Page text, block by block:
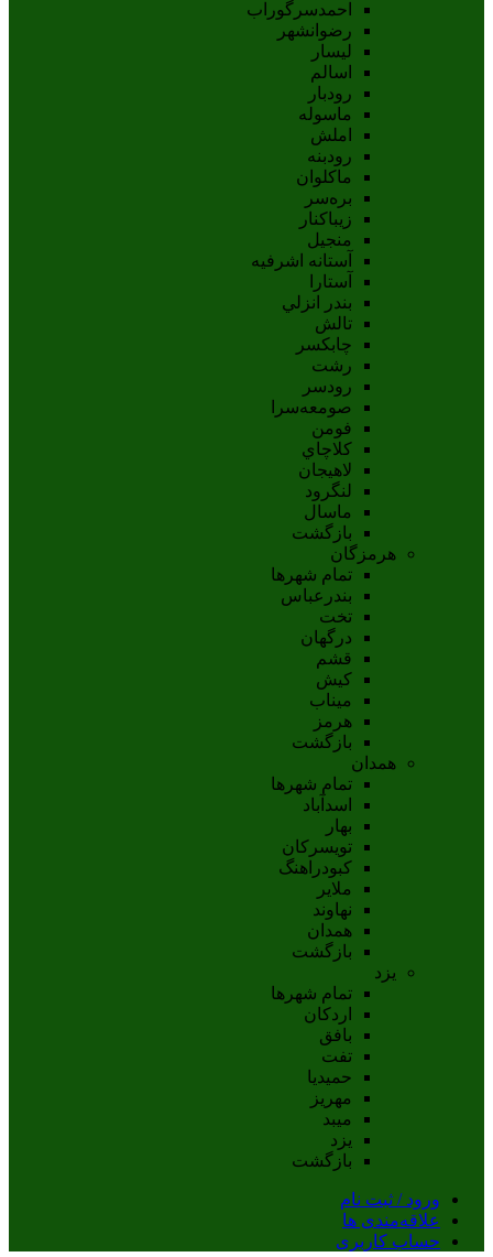
احمدسرگوراب
رضوانشهر
لیسار
اسالم
رودبار
ماسوله
املش
رودبنه
ماکلوان
بره‌سر
زیباکنار
منجیل
آستانه اشرفيه
آستارا
بندر انزلي
تالش
چابکسر
رشت
رودسر
صومعه‌سرا
فومن
کلاچاي
لاهيجان
لنگرود
ماسال
بازگشت
هرمزگان
تمام شهر‌ها
بندرعباس
تخت
درگهان
قشم
کيش
ميناب
هرمز
بازگشت
همدان
تمام شهر‌ها
اسدآباد
بهار
تويسرکان
کبودراهنگ
ملاير
نهاوند
همدان
بازگشت
یزد
تمام شهر‌ها
اردکان
بافق
تفت
حميديا
مهریز
ميبد
يزد
بازگشت
ورود / ثبت نام
علاقه‌مندی ها
حساب کاربری